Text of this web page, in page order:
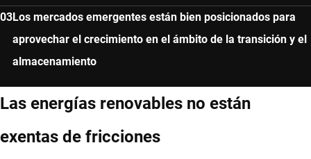
Los mercados emergentes están bien posicionados para
aprovechar el crecimiento en el ámbito de la transición y el
almacenamiento
Las energías renovables no están
exentas de fricciones